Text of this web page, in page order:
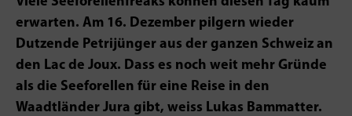
erwarten. Am 16. Dezember pilgern wieder
Dutzende Petrijünger aus der ganzen Schweiz an
den Lac de Joux. Dass es noch weit mehr Gründe
als die Seeforellen für eine Reise in den
Waadtländer Jura gibt, weiss Lukas Bammatter.